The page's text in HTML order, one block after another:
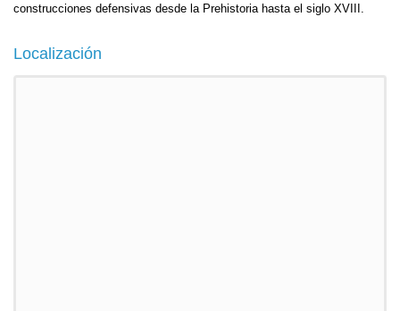
construcciones defensivas desde la Prehistoria hasta el siglo XVIII.
Localización